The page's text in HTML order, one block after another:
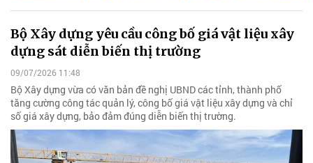
Bộ Xây dựng yêu cầu công bố giá vật liệu xây
dựng sát diễn biến thị trường
09/07/2026 11:48
Bộ Xây dựng vừa có văn bản đề nghị UBND các tỉnh, thành phố
tăng cường công tác quản lý, công bố giá vật liệu xây dựng và chỉ
số giá xây dựng, bảo đảm đúng diễn biến thị trường.